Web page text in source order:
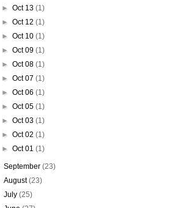
►Oct 13(1)
►Oct 12(1)
►Oct 10(1)
►Oct 09(1)
►Oct 08(1)
►Oct 07(1)
►Oct 06(1)
►Oct 05(1)
►Oct 03(1)
►Oct 02(1)
►Oct 01(1)
September (23)
August(23)
July (25)